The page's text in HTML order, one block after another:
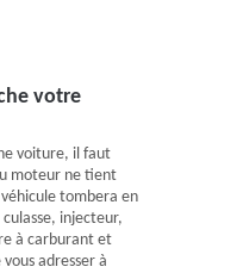
votre
voiture, il faut
moteur ne tient
véhicule tombera en
injecteur,
à carburant et
adresser à